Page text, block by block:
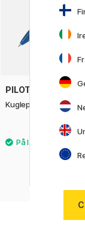
PILOT
Kuglepen Rexgrip